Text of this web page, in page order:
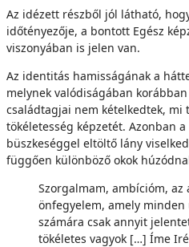
Az idézett részből jól látható,
időtényezője, a bontott Egész
viszonyában is jelen van.
Az identitás hamisságának a
melynek valódiságában
családtagjai nem kételkedtek, mi
tökéletesség képzetét. Azonban
büszkeséggel eltöltő lány
függően különböző okok
Szorgalmam, ambícióm, az
önfegyelem, amely
számára csak annyit
tökéletes vagyok […] Íme